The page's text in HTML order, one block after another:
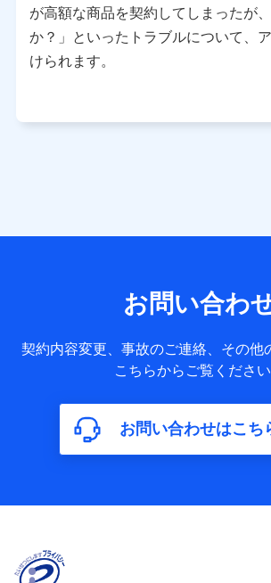
ご契約・ご利用などに関する情報。例とし
会社NTTドコモが提供する各種サービスの
用履歴インターネット利用時の行動に関す
ーション利用時の行動に関する情報、購入
当社又は株式会社NTTドコモが提供する
送信履歴などの情報）が含まれます。
約に関する情報。例として、保険契約者
名、住所、生年月日、性別、保険契約者と
保険加入の目的、保険商品の内容、保険料
年数などの情報、ペットの種類や年齢など
れます。
【共同して利用する者の範囲】
株式会社NTTドコモ
当社又は株式会社NTTドコモが提供する保
おけるユーザ登録受付および管理のため
が高額な商品を契約してしまったが
か？」といったトラブルについて、
けられます。
お問い合わ
契約内容変更、事故のご連絡、その他
こちらからご覧ください
お問い合わせはこち